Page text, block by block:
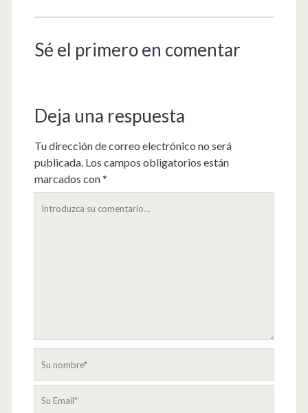
Sé el primero en comentar
Deja una respuesta
Tu dirección de correo electrónico no será
publicada. Los campos obligatorios están
marcados con*